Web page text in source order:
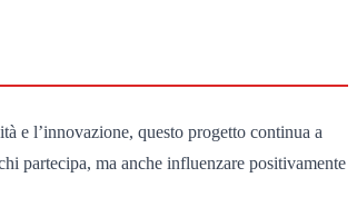
e l’innovazione, questo progetto continua a
partecipa, ma anche influenzare positivamente